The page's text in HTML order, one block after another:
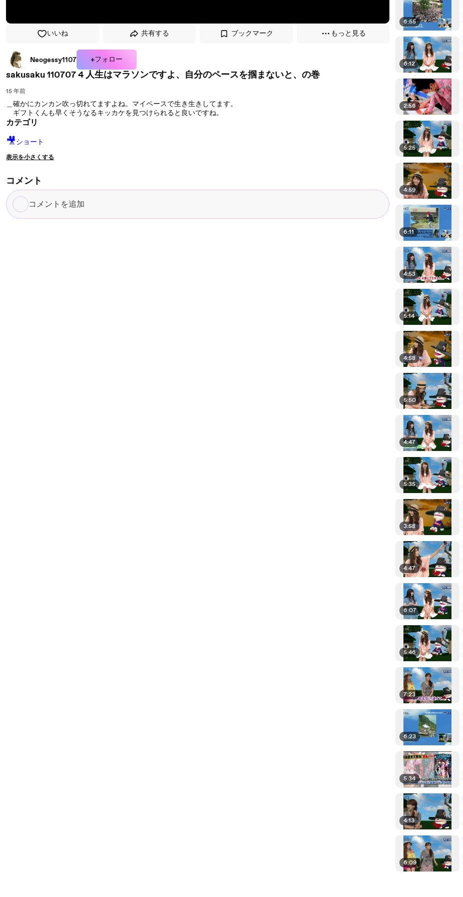
いいね 共有する ブックマーク もっと見る
Neogessy1107 +フォロー
sakusaku 110707 4 人生はマラソンですよ、自分のペースを掴まないと、の巻
15 年前
＿確かにカンカン吹っ切れてますよね。マイペースで生き生きしてます。
ギフトくんも早くそうなるキッカケを見つけられると良いですね。
カテゴリ
🎥ショート
表示を小さくする
コメント
コ
メ
6:55
6:12
2:56
5:25
4:59
6:11
4:53
5:14
4:58
5:50
4:47
5:35
3:58
4:47
6:07
5:46
7:23
6:23
5:34
4:13
6:09